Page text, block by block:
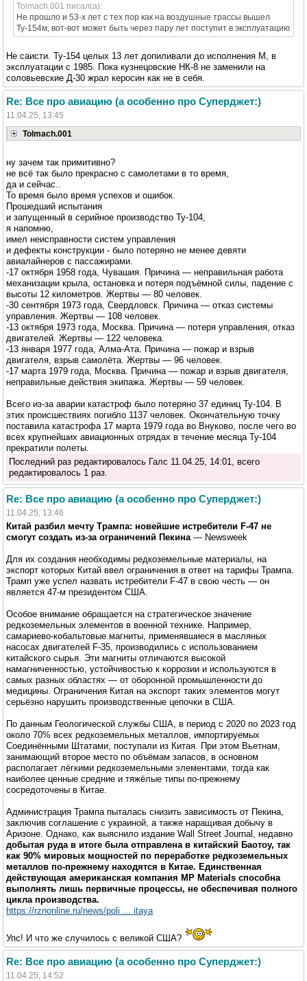
Tolmach.001 писал(а):
Не прошло и 53-х лет с тех пор как на воздушные трассы вышел
Ту-154м, вот-вот может быть через пару лет поступит в эксплуатацию
Не саисти. Ту-154 целых 13 лет допиливали до исполнения М, в
эксплуатации с 1985. Пока кузнецовские НК-8 не заменили на
соловьевские Д-30 жрал керосин как не в себя.
Re: Все про авиацию (а особенно про Суперджет:)
11.04.25, 13:45
Tolmach.001
ну зачем так примитивно?
не всё так было прекрасно с самолетами в то время,
да и сейчас..
То время было время успехов и ошибок.
Прошедший испытания
и запущенный в серийное производство Ту-104,
я напомню,
имел неисправности систем управления
и дефекты конструкции - было потеряно не менее девяти
авиалайнеров с пассажирами.
-17 октября 1958 года, Чувашия. Причина — неправильная работа
механизации крыла, остановка и потеря подъёмной силы, падение с
высоты 12 километров. Жертвы — 80 человек.
-30 сентября 1973 года, Свердловск. Причина — отказ системы
управления. Жертвы — 108 человек.
-13 октября 1973 года, Москва. Причина — потеря управления, отказ
двигателей. Жертвы — 122 человека.
-13 января 1977 года, Алма-Ата. Причина — пожар и взрыв
двигателя, взрыв самолёта. Жертвы — 96 человек.
-17 марта 1979 года, Москва. Причина — пожар и взрыв двигателя,
неправильные действия экипажа. Жертвы — 59 человек.
Всего из-за аварии катастроф было потеряно 37 единиц Ту-104. В
этих происшествиях погибло 1137 человек. Окончательную точку
поставила катастрофа 17 марта 1979 года во Внуково, после чего во
всех крупнейших авиационных отрядах в течение месяца Ту-104
прекратили полеты.
Последний раз редактировалось Галс 11.04.25, 14:01, всего
редактировалось 1 раз.
Re: Все про авиацию (а особенно про Суперджет:)
11.04.25, 13:46
Китай разбил мечту Трампа: новейшие истребители F-47 не
смогут создать из-за ограничений Пекина — Newsweek
Для их создания необходимы редкоземельные материалы, на
экспорт которых Китай ввел ограничения в ответ на тарифы Трампа.
Трамп уже успел назвать истребители F-47 в свою честь — он
является 47-м президентом США.
Особое внимание обращается на стратегическое значение
редкоземельных элементов в военной технике. Например,
самариево-кобальтовые магниты, применявшиеся в масляных
насосах двигателей F-35, производились с использованием
китайского сырья. Эти магниты отличаются высокой
намагниченностью, устойчивостью к коррозии и используются в
самых разных областях — от оборонной промышленности до
медицины. Ограничения Китая на экспорт таких элементов могут
серьёзно нарушить производственные цепочки в США.
По данным Геологической службы США, в период с 2020 по 2023 год
около 70% всех редкоземельных металлов, импортируемых
Соединёнными Штатами, поступали из Китая. При этом Вьетнам,
занимающий второе место по объёмам запасов, в основном
располагает лёгкими редкоземельными элементами, тогда как
наиболее ценные средние и тяжёлые типы по-прежнему
сосредоточены в Китае.
Администрация Трампа пыталась снизить зависимость от Пекина,
заключив соглашение с украиной, а также наращивая добычу в
Аризоне. Однако, как выяснило издание Wall Street Journal, недавно
добытая руда в итоге была отправлена в китайский Баотоу, так
как 90% мировых мощностей по переработке редкоземельных
металлов по-прежнему находятся в Китае. Единственная
действующая американская компания MP Materials способна
выполнять лишь первичные процессы, не обеспечивая полного
цикла производства.
https://rznonline.ru/news/poli ... itaya
Упс! И что же случилось с великой США?
Re: Все про авиацию (а особенно про Суперджет:)
11.04.25, 14:52